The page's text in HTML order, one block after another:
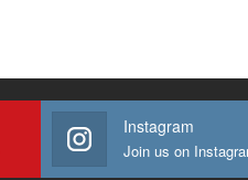
Instagram
Join us on